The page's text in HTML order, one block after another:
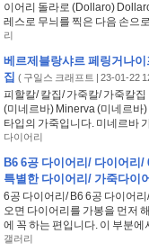
이어리 돌라로 (Dollaro)
레스로 무늬를 찍은 다음 손으
리
베르제블랑샤르 페링거나
집 ( 구일스 크래프트 | 23-01-22
피할칼/ 칼집/ 가죽칼/ 가죽칼
(미네르바) Minerva (미네르바
타입의 가죽입니다. 미네르바
다이어리
B6 6공 다이어리/ 다이어리
특별한 다이어리/ 가죽다이
6공 다이어리/ B6 6공 다이어
오면 다이어리를 가봉을 먼저
에 꼭 하는 편입니다. 이 부분
갤러리